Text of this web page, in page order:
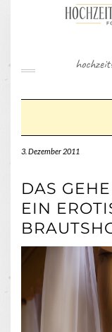
3. Dezember 2011
DAS
EIN